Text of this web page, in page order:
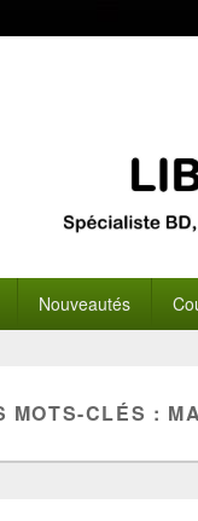
Nouveautés
MOTS-CLÉS :